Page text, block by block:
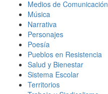
Medios de Comunicación
Música
Narrativa
Personajes
Poesía
Pueblos en Resistencia
Salud y Bienestar
Sistema Escolar
Territorios